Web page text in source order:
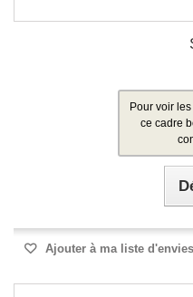
Pour voir
ce cadre
Ajouter à ma liste d'envies